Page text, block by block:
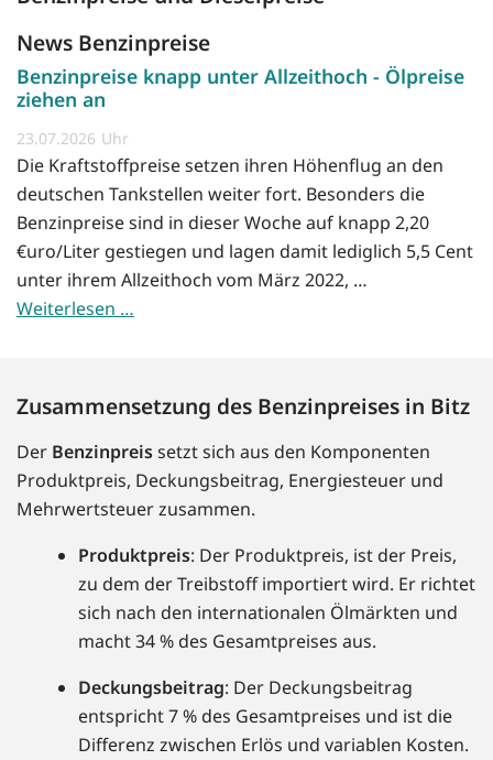
News Benzinpreise
Benzinpreise knapp unter Allzeithoch - Ölpreise
ziehen an
23.07.2026
Die Kraftstoffpreise setzen ihren Höhenflug an den
deutschen Tankstellen weiter fort. Besonders die
Benzinpreise sind in dieser Woche auf knapp 2,20
€uro/Liter gestiegen und lagen damit lediglich 5,5 Cent
unter ihrem Allzeithoch vom März 2022, …
Weiterlesen …
Zusammensetzung des Benzinpreises in Bitz
Der Benzinpreissetzt sich aus den Komponenten
Produktpreis, Deckungsbeitrag, Energiesteuer und
Mehrwertsteuer zusammen.
Produktpreis: Der Produktpreis, ist der Preis,
zu dem der Treibstoff importiert wird. Er richtet
sich nach den internationalen Ölmärkten und
macht 34 % des Gesamtpreises aus.
Deckungsbeitrag: Der Deckungsbeitrag
entspricht 7 % des Gesamtpreises und ist die
Differenz zwischen Erlös und variablen Kosten.